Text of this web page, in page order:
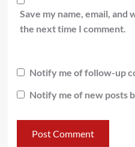
Save my name, email,
the next time I comment.
Notify me of follow-up
Notify me of new posts